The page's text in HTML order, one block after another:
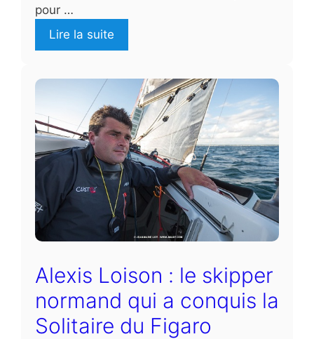
pour …
Lire la suite
Alexis Loison : le skipper
normand qui a conquis la
Solitaire du Figaro